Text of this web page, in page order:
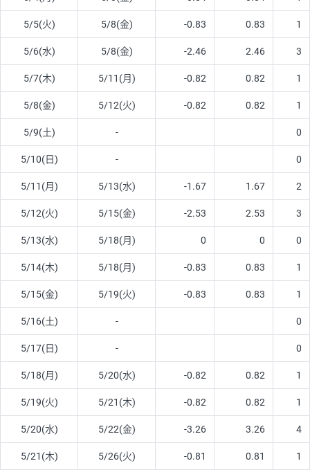
5/5(火) 5/8(金) -0.83 0.83 1
5/6(水) 5/8(金) -2.46 2.46 3
5/7(木) 5/11(月) -0.82 0.82 1
5/8(金) 5/12(火) -0.82 0.82 1
5/9(土) - 0
5/10(日) - 0
5/11(月) 5/13(水) -1.67 1.67 2
5/12(火) 5/15(金) -2.53 2.53 3
5/13(水) 5/18(月) 0 0 0
5/14(木) 5/18(月) -0.83 0.83 1
5/15(金) 5/19(火) -0.83 0.83 1
5/16(土) - 0
5/17(日) - 0
5/18(月) 5/20(水) -0.82 0.82 1
5/19(火) 5/21(木) -0.82 0.82 1
5/20(水) 5/22(金) -3.26 3.26 4
5/21(木) 5/26(火) -0.81 0.81 1